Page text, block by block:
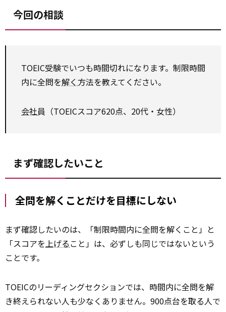
今回の相談
TOEIC受験でいつも時間切れになります。制限時間
内に全問を解く方法を教えてください。
会社員（TOEICスコア620点、20代・女性）
まず確認したいこと
全問を解くことだけを目標にしない
まず確認したいのは、「制限時間内に全問を解くこと」と
「スコアを上げること」は、必ずしも同じではないという
ことです。
TOEICのリーディングセクションでは、時間内に全問を解
き終えられない人も少なくありません。900点台を取る人で